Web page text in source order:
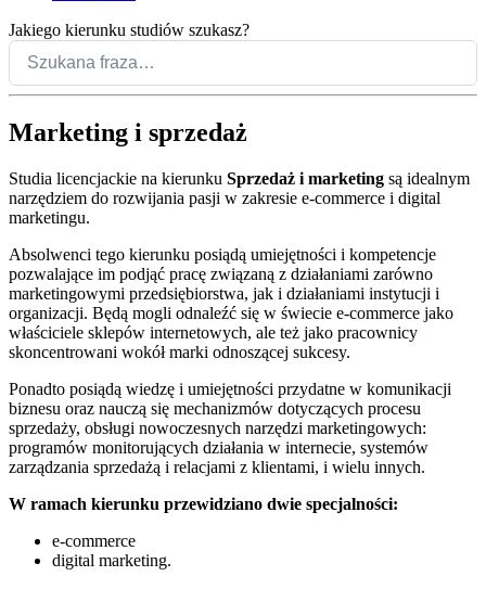
Jakiego kierunku studiów szukasz?
Marketing i sprzedaż
Studia licencjackie na kierunku Sprzedaż i marketing są idealnym
narzędziem do rozwijania pasji w zakresie e-commerce i digital
marketingu.
Absolwenci tego kierunku posiądą umiejętności i kompetencje
pozwalające im podjąć pracę związaną z działaniami zarówno
marketingowymi przedsiębiorstwa, jak i działaniami instytucji i
organizacji. Będą mogli odnaleźć się w świecie e-commerce jako
właściciele sklepów internetowych, ale też jako pracownicy
skoncentrowani wokół marki odnoszącej sukcesy.
Ponadto posiądą wiedzę i umiejętności przydatne w komunikacji
biznesu oraz nauczą się mechanizmów dotyczących procesu
sprzedaży, obsługi nowoczesnych narzędzi marketingowych:
programów monitorujących działania w internecie, systemów
zarządzania sprzedażą i relacjami z klientami, i wielu innych.
W ramach kierunku przewidziano dwie specjalności:
e-commerce
digital marketing.